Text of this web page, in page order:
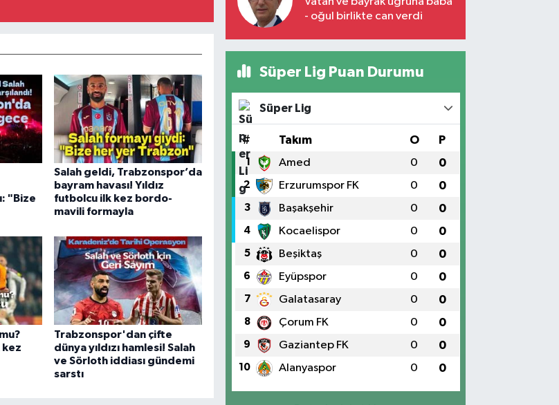
"Bize
Salah geldi, Trabzonspor’da
bayram havası! Yıldız
futbolcu ilk kez bordo-
mavili formayla
kez
Trabzonspor'dan çifte
dünya yıldızı hamlesi! Salah
ve Sörloth iddiası gündemi
sarstı
- oğul birlikte can verdi
Süper Lig Puan Durumu
Süper Lig
# Takım O P
1 Amed 0 0
2 Erzurumspor FK 0 0
3 Başakşehir 0 0
4 Kocaelispor 0 0
5 Beşiktaş 0 0
6 Eyüpspor 0 0
7 Galatasaray 0 0
8 Çorum FK 0 0
9 Gaziantep FK 0 0
10 Alanyaspor 0 0